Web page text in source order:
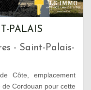
PALAIS
- Saint-Palais-
Côte, emplacement
Cordouan pour cette